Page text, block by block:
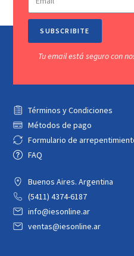
SUBSCRIBITE
Tu email está seguro con
Términos y Condiciones
Métodos de pago
Formulario de
FAQ
Buenos Aires. Argentina
(5411) 4374-6187
info@iesonline.ar
ventas@iesonline.ar